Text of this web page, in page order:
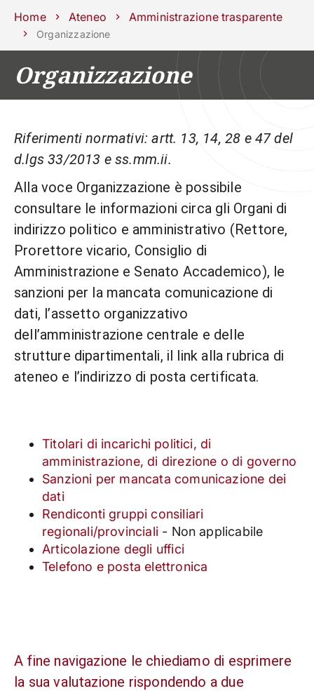
Scuole Dipartimenti CentriSostieni
Area
Lavora con
CORSI STUDIARE
ATENEO
Home Ateneo Amministrazione trasparente
Organizzazione
Organizzazione
Riferimenti normativi: artt. 13, 14, 28 e 47 del
d.lgs 33/2013 e ss.mm.ii.
Alla voce Organizzazione è possibile
consultare le informazioni circa gli Organi di
indirizzo politico e amministrativo (Rettore,
Prorettore vicario, Consiglio di
Amministrazione e Senato Accademico), le
sanzioni per la mancata comunicazione di
dati, l’assetto organizzativo
dell’amministrazione centrale e delle
strutture dipartimentali, il link alla rubrica di
ateneo e l’indirizzo di posta certificata.
Titolari di incarichi politici, di
amministrazione, di direzione o di governo
Sanzioni per mancata comunicazione dei
dati
Rendiconti gruppi consiliari
regionali/provinciali- Non applicabile
Articolazione degli uffici
Telefono e posta elettronica
A fine navigazione le chiediamo di esprimere
la sua valutazione rispondendo a due